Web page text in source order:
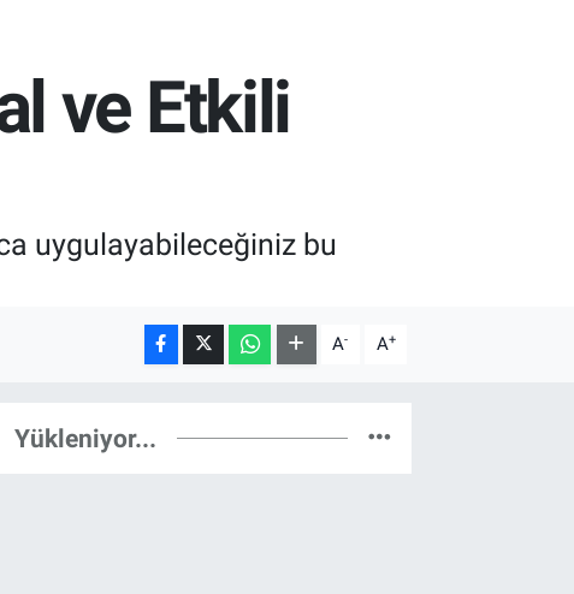
ve Etkili
uygulayabileceğiniz bu
A- A+
Yükleniyor...